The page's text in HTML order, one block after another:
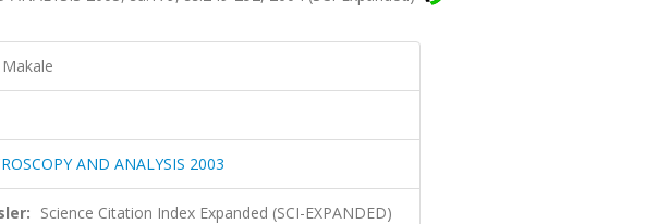
AND ANALYSIS 2003
Science Citation Index Expanded (SCI-EXPANDED)